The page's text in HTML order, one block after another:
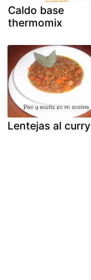
Caldo base
thermomix
Lentejas al curry